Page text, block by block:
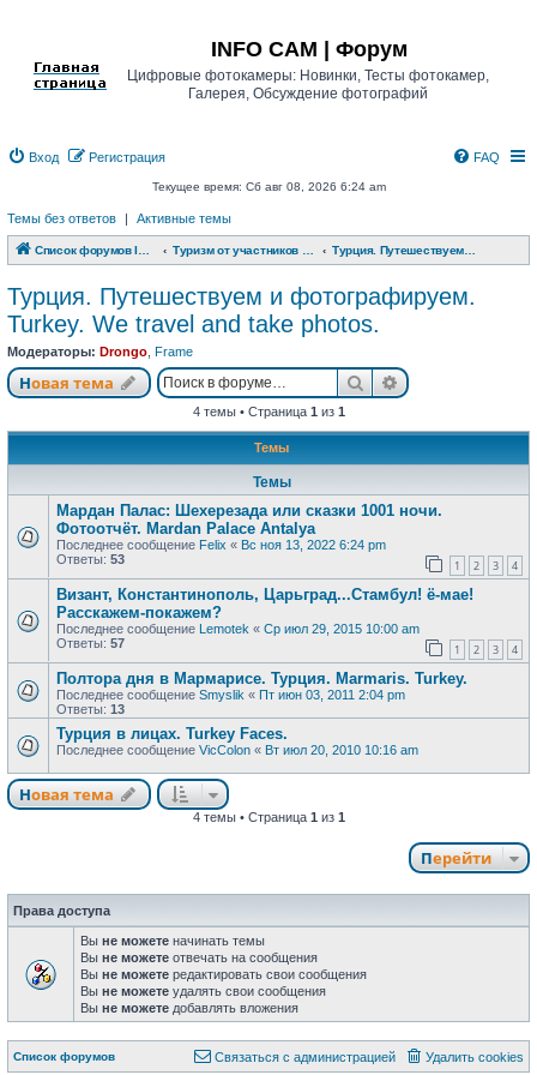
INFO CAM | Форум
Цифровые фотокамеры: Новинки, Тесты фотокамер,
Галерея, Обсуждение фотографий
Вход Регистрация FAQ
Текущее время: Сб авг 08, 2026 6:24 am
Темы без ответов | Активные темы
Список форумов INFO CAM | Форум
Турция. Путешествуем и фотографируем.
Turkey. We travel and take photos.
Модераторы: Drongo Frame
Новая тема
Новая тема ПоискРасширенный
4 темы • Страница 1 из 1
Темы
Темы
Мардан Палас: Шехерезада или сказки 1001 ночи.
Фотоотчёт. Mardan Palace Antalya
Последнее сообщение Felix « Вс ноя 13, 2022 6:24 pm
Ответы: 53 1 2 3 4
Визант, Константинополь, Царьград...Стамбул! ё-мае!
Расскажем-покажем?
Последнее сообщение Lemotek « Ср июл 29, 2015 10:00 am
Ответы: 57 1 2 3 4
Полтора дня в Мармарисе. Турция. Marmaris. Turkey.
Последнее сообщение Smyslik « Пт июн 03, 2011 2:04 pm
Ответы: 13
Турция в лицах. Turkey Faces.
Последнее сообщение VicColon « Вт июл 20, 2010 10:16 am
Новая тема
Новая тема
4 темы • Страница 1 из 1
Перейти
Права доступа
Вы не можете начинать темы
Вы не можете отвечать на сообщения
Вы не можете редактировать свои сообщения
Вы не можете удалять свои сообщения
Вы не можете добавлять вложения
Список форумов Удалить cookies
Связаться с Связаться с администрацией